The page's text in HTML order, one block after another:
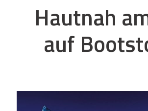
Hautnah
auf